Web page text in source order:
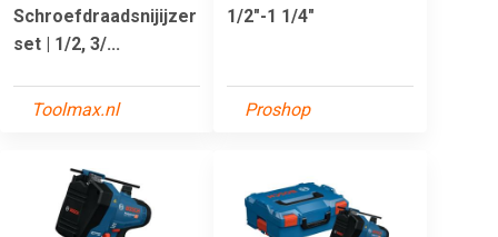
Schroefdraadsnijijzer
set | 1/2, 3/...
Toolmax.nl
1/2"-1 1/4"
Proshop